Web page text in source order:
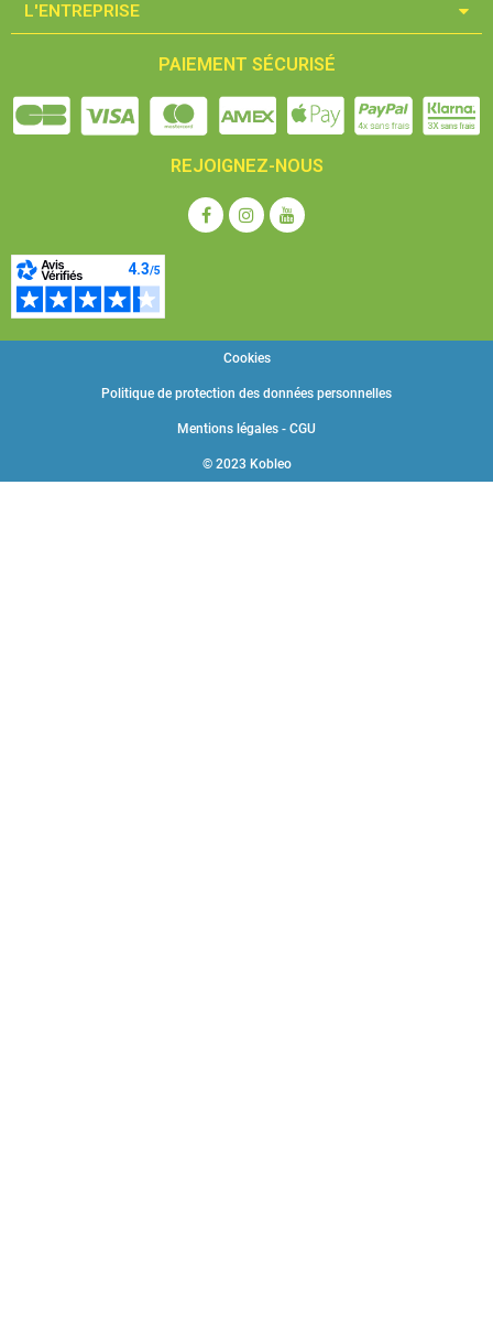
L'ENTREPRISE​
PAIEMENT SÉCURISÉ
REJOIGNEZ-NOUS
© 2023 Kobleo
Mentions légales - CGU
Politique de protection des données personnelles
Cookies